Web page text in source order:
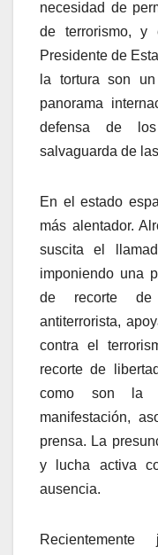
necesidad de
de terrorismo, y
Presidente de
la tortura son
panorama
defensa de
salvaguarda de
En el estado
más alentador.
suscita el
imponiendo una
de recorte de
antiterrorista,
contra el
recorte de
como son la
manifestación,
prensa. La
y lucha activa
ausencia.